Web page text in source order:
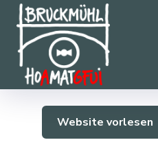
Website vorlesen